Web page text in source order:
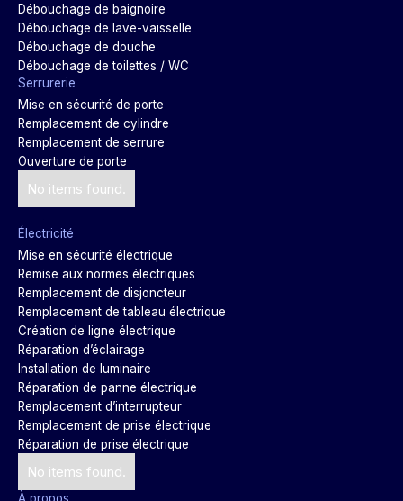
Débouchage de baignoire
Débouchage de lave-vaisselle
Débouchage de douche
Débouchage de toilettes / WC
Serrurerie
Mise en sécurité de porte
Remplacement de cylindre
Remplacement de serrure
Ouverture de porte
No items found.
Électricité
Mise en sécurité électrique
Remise aux normes électriques
Remplacement de disjoncteur
Remplacement de tableau électrique
Création de ligne électrique
Réparation d’éclairage
Installation de luminaire
Réparation de panne électrique
Remplacement d’interrupteur
Remplacement de prise électrique
Réparation de prise électrique
No items found.
À propos